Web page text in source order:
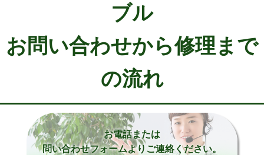
ブル
お問い合わせから修理まで
の流れ
お電話または
問い合わせフォームよりご連絡ください。